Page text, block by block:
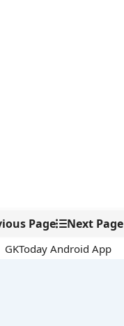
Page Next Page
GKToday Android App